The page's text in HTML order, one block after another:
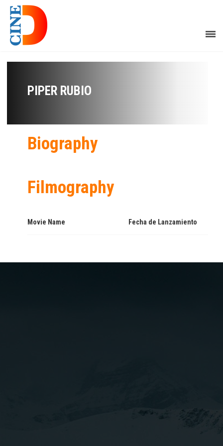
PIPER RUBIO
Biography
Filmography
Movie Name Fecha de Lanzamiento